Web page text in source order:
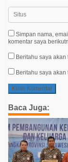
Simpan nama,
komentar saya
Beritahu saya akan
Beritahu saya akan
Baca Juga: